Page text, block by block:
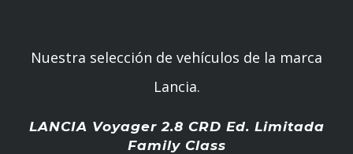
CONTACTO
Nuestra selección de vehículos de la marca
Lancia.
LANCIA Voyager 2.8 CRD Ed. Limitada
Family Class